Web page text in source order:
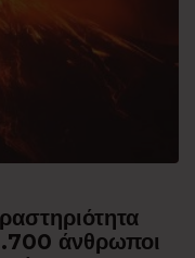
άνθρωποι